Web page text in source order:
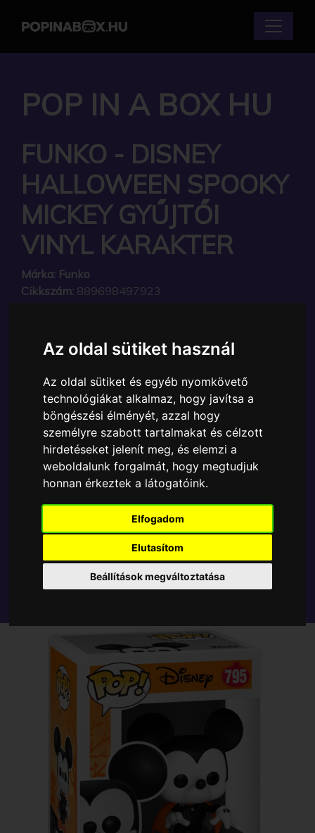
Az oldal sütiket használ
Az oldal sütiket és egyéb nyomkövető
technológiákat alkalmaz, hogy javítsa a
böngészési élményét, azzal hogy
személyre szabott tartalmakat és célzott
hirdetéseket jelenít meg, és elemzi a
weboldalunk forgalmát, hogy megtudjuk
honnan érkeztek a látogatóink.
Elfogadom
Elutasítom
Beállítások megváltoztatása
POP IN A BOX HU
FUNKO - DISNEY
HALLOWEEN SPOOKY
MICKEY GYŰJTŐI
VINYL KARAKTER
Márka: Funko
Cikkszám: 889698497923
A Funko POP - Disney egyik népszerű terméke a
vinyl karakter, amely ablakos csomagolásban azaz -
POP In a Box - várja új gazdáját.
TOVÁBB A VÁSÁRLÁSRA
Tetszik? Osszd meg másokkal!